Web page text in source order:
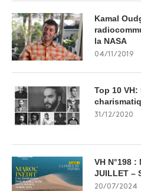
Kamal
la NASA
04/11/2019
Top 10
31/12/2020
VH N°198 :
JUILLET –
20/07/2024